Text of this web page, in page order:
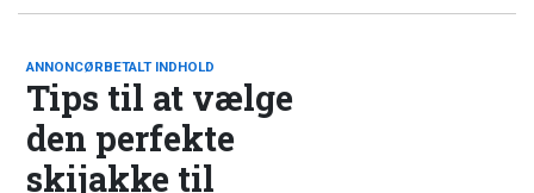
ANNONCØRBETALT INDHOLD
Tips til at vælge
den perfekte
skijakke til